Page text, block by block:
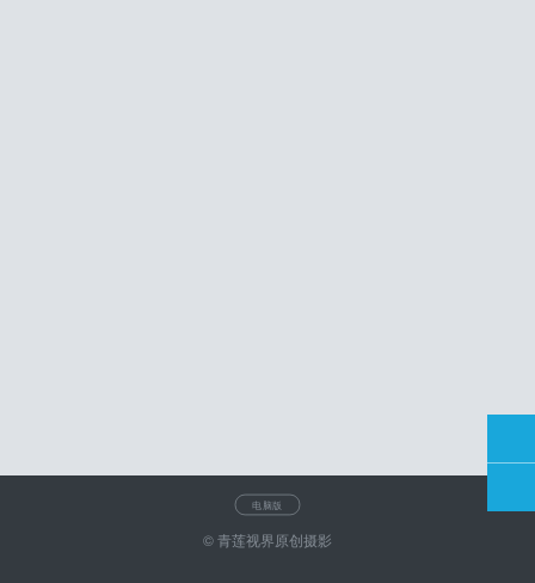
电脑版
© 青莲视界原创摄影